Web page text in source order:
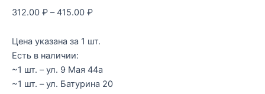
312.00 ₽ –415.00 ₽
Цена указана за 1 шт.
Есть в наличии:
~1 шт. – ул. 9 Мая 44а
~1 шт. – ул. Батурина 20